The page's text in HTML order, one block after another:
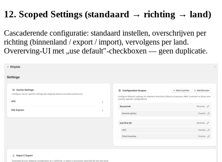
12. Scoped Settings (standaard → richting → land)
Cascaderende configuratie: standaard instellen, overschrijven per
richting (binnenland / export / import), vervolgens per land.
Overerving-UI met „use default"-checkboxen — geen duplicatie.